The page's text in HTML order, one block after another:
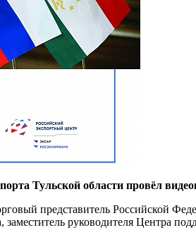
Тульской области провёл
представитель Российской
руководителя Центра